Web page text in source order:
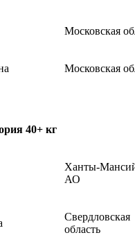
Московская
Московская
40+ кг
Ханты-
АО
Свердловская
область